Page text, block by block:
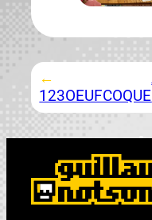
←
123OEUFCOQUE